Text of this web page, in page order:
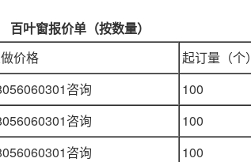
百叶窗报价单（按数量）
价格 起订量（个）
咨询 100
咨询 100
咨询 100